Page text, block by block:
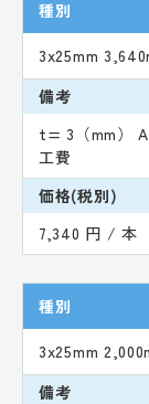
種別
3x25mm
備考
t= 3（mm）
工費
価格(税別)
7,340 円 / 本
種別
3x25mm
備考